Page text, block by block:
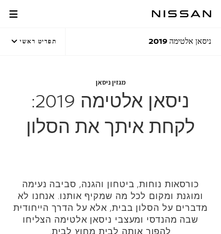
לתוכן
לתפריט
מגזין ניסאן
ניסאן אלטימה 2019 תפריט ראשי
מגזין ניסאן
ניסאן אלטימה 2019:
לקחת איתך את הסלון
כורסאות נוחות, ביטחון והגנה, סביבה נעימה
ומוגנת ומקום לכל מה שמקיף אותנו. אנחנו לא
מדברים על הסלון בבית, אלא על הדרך הייחודית
שבה מהנדסי ומעצבי ניסאן אלטימה הצליחו
להפוך אותה לבית מחוץ לבית.